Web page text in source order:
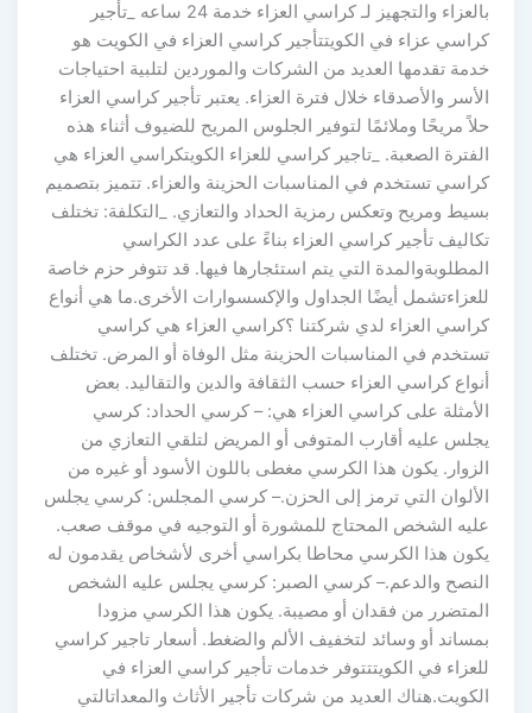
بالعزاء والتجهيز لـ كراسي العزاء خدمة 24 ساعه _تأجير
كراسي عزاء في الكويتتأجير كراسي العزاء في الكويت هو
خدمة تقدمها العديد من الشركات والموردين لتلبية احتياجات
الأسر والأصدقاء خلال فترة العزاء. يعتبر تأجير كراسي العزاء
حلاً مريحًا وملائمًا لتوفير الجلوس المريح للضيوف أثناء هذه
الفترة الصعبة. _تاجير كراسي للعزاء الكويتكراسي العزاء هي
كراسي تستخدم في المناسبات الحزينة والعزاء. تتميز بتصميم
بسيط ومريح وتعكس رمزية الحداد والتعازي. _التكلفة: تختلف
تكاليف تأجير كراسي العزاء بناءً على عدد الكراسي
المطلوبةوالمدة التي يتم استئجارها فيها. قد تتوفر حزم خاصة
للعزاءتشمل أيضًا الجداول والإكسسوارات الأخرى.ما هي أنواع
كراسي العزاء لدي شركتنا ؟كراسي العزاء هي كراسي
تستخدم في المناسبات الحزينة مثل الوفاة أو المرض. تختلف
أنواع كراسي العزاء حسب الثقافة والدين والتقاليد. بعض
الأمثلة على كراسي العزاء هي: – كرسي الحداد: كرسي
يجلس عليه أقارب المتوفى أو المريض لتلقي التعازي من
الزوار. يكون هذا الكرسي مغطى باللون الأسود أو غيره من
الألوان التي ترمز إلى الحزن.– كرسي المجلس: كرسي يجلس
عليه الشخص المحتاج للمشورة أو التوجيه في موقف صعب.
يكون هذا الكرسي محاطا بكراسي أخرى لأشخاص يقدمون له
النصح والدعم.– كرسي الصبر: كرسي يجلس عليه الشخص
المتضرر من فقدان أو مصيبة. يكون هذا الكرسي مزودا
بمساند أو وسائد لتخفيف الألم والضغط. أسعار تاجير كراسي
للعزاء في الكويتتتوفر خدمات تأجير كراسي العزاء في
الكويت.هناك العديد من شركات تأجير الأثاث والمعداتالتي